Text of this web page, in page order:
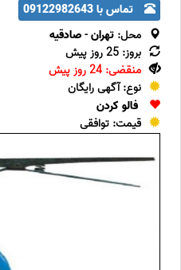
تماس با 09122982643
محل: تهران-صادقیه
بروز: 25 روز پیش
منقضی: 24 روز پیش
نوع: آگهی رایگان
فالو کردن
قیمت: توافقی